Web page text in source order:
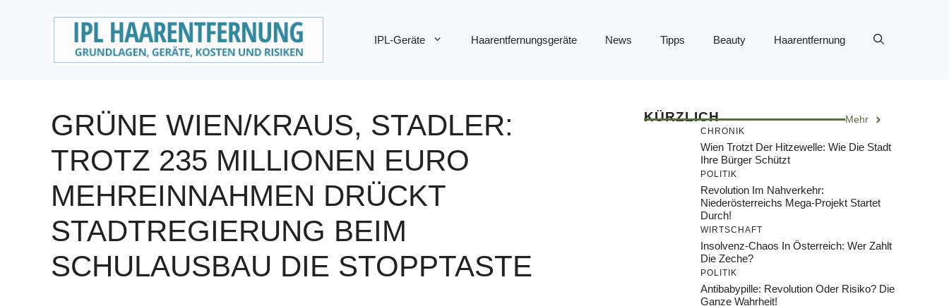
IPL-Geräte Haarentfernungsgeräte News Tipps Beauty Haarentfernung
GRÜNE WIEN/KRAUS, STADLER:
TROTZ 235 MILLIONEN EURO
MEHREINNAHMEN DRÜCKT
STADTREGIERUNG BEIM
SCHULAUSBAU DIE STOPPTASTE
KÜRZLICH Mehr
CHRONIK
Wien Trotzt Der Hitzewelle: Wie Die Stadt
Ihre Bürger Schützt
POLITIK
Revolution Im Nahverkehr:
Niederösterreichs Mega-Projekt Startet
Durch!
WIRTSCHAFT
Insolvenz-Chaos In Österreich: Wer Zahlt
Die Zeche?
POLITIK
Antibabypille: Revolution Oder Risiko? Die
Ganze Wahrheit!